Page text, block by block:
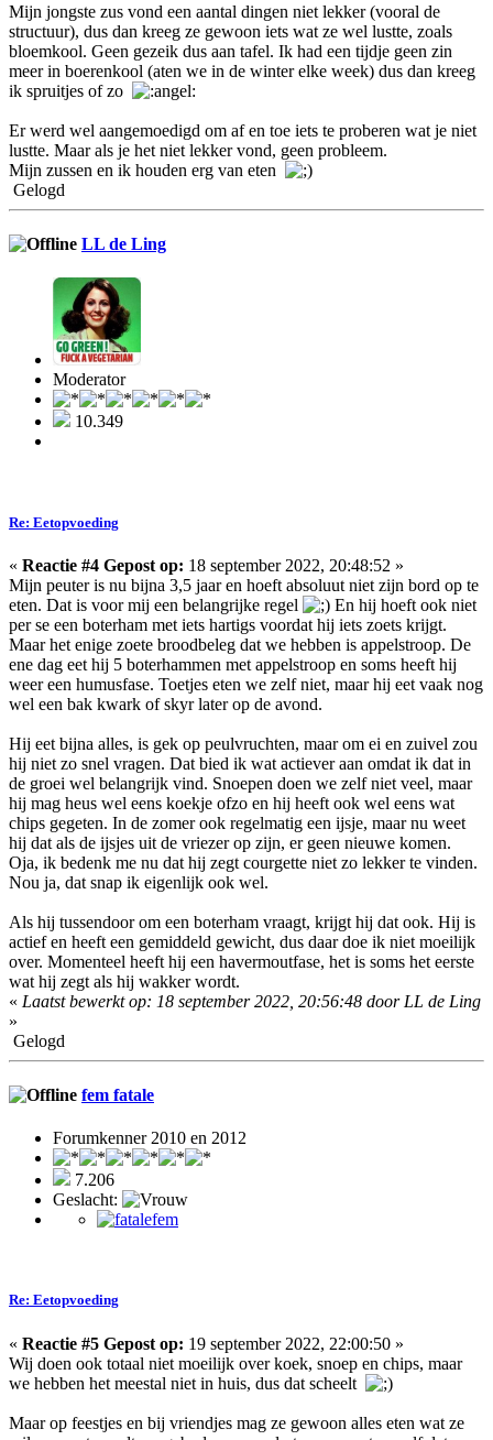
Mijn jongste zus vond een aantal dingen niet lekker (vooral de
structuur), dus dan kreeg ze gewoon iets wat ze wel lustte, zoals
bloemkool. Geen gezeik dus aan tafel. Ik had een tijdje geen zin
meer in boerenkool (aten we in de winter elke week) dus dan kreeg
ik spruitjes of zo
Er werd wel aangemoedigd om af en toe iets te proberen wat je niet
lustte. Maar als je het niet lekker vond, geen probleem.
Mijn zussen en ik houden erg van eten
Gelogd
LL de Ling
Moderator
10.349
Re: Eetopvoeding
« Reactie #4 Gepost op: 18 september 2022, 20:48:52 »
Mijn peuter is nu bijna 3,5 jaar en hoeft absoluut niet zijn bord op te
eten. Dat is voor mij een belangrijke regel
En hij hoeft ook niet
per se een boterham met iets hartigs voordat hij iets zoets krijgt.
Maar het enige zoete broodbeleg dat we hebben is appelstroop. De
ene dag eet hij 5 boterhammen met appelstroop en soms heeft hij
weer een humusfase. Toetjes eten we zelf niet, maar hij eet vaak nog
wel een bak kwark of skyr later op de avond.
Hij eet bijna alles, is gek op peulvruchten, maar om ei en zuivel zou
hij niet zo snel vragen. Dat bied ik wat actiever aan omdat ik dat in
de groei wel belangrijk vind. Snoepen doen we zelf niet veel, maar
hij mag heus wel eens koekje ofzo en hij heeft ook wel eens wat
chips gegeten. In de zomer ook regelmatig een ijsje, maar nu weet
hij dat als de ijsjes uit de vriezer op zijn, er geen nieuwe komen.
Oja, ik bedenk me nu dat hij zegt courgette niet zo lekker te vinden.
Nou ja, dat snap ik eigenlijk ook wel.
Als hij tussendoor om een boterham vraagt, krijgt hij dat ook. Hij is
actief en heeft een gemiddeld gewicht, dus daar doe ik niet moeilijk
over. Momenteel heeft hij een havermoutfase, het is soms het eerste
wat hij zegt als hij wakker wordt.
« Laatst bewerkt op: 18 september 2022, 20:56:48 door LL de Ling
»
Gelogd
fem fatale
Forumkenner 2010 en 2012
7.206
Geslacht:
Re: Eetopvoeding
« Reactie #5 Gepost op: 19 september 2022, 22:00:50 »
Wij doen ook totaal niet moeilijk over koek, snoep en chips, maar
we hebben het meestal niet in huis, dus dat scheelt
Maar op feestjes en bij vriendjes mag ze gewoon alles eten wat ze